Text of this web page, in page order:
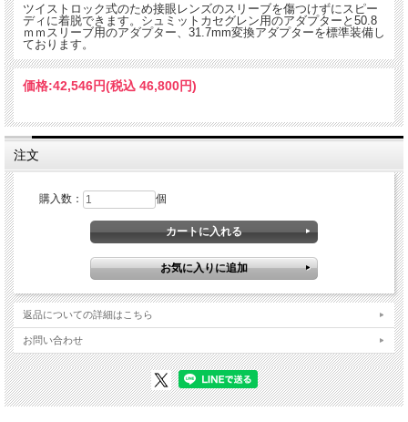
ツイストロック式のため接眼レンズのスリーブを傷つけずにスピー
ディに着脱できます。シュミットカセグレン用のアダプターと50.8
ｍｍスリーブ用のアダプター、31.7mm変換アダプターを標準装備し
ております。
価格:42,546円(税込 46,800円)
注文
購入数： 個
返品についての詳細はこちら
お問い合わせ